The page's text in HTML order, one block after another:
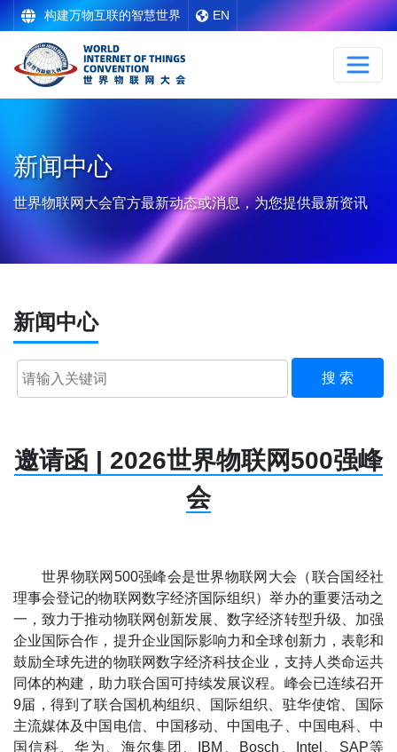
构建万物互联的智慧世界 EN
新闻中心
世界物联网大会官方最新动态或消息，为您提供最新资讯
新闻中心
搜 索
邀请函 | 2026世界物联网500强峰
会
世界物联网500强峰会是世界物联网大会（联合国经社
理事会登记的物联网数字经济国际组织）举办的重要活动之
一，致力于推动物联网创新发展、数字经济转型升级、加强
企业国际合作，提升企业国际影响力和全球创新力，表彰和
鼓励全球先进的物联网数字经济科技企业，支持人类命运共
同体的构建，助力联合国可持续发展议程。峰会已连续召开
9届，得到了联合国机构组织、国际组织、驻华使馆、国际
主流媒体及中国电信、中国移动、中国电子、中国电科、中
国信科、华为、海尔集团、IBM、Bosch、Intel、SAP等